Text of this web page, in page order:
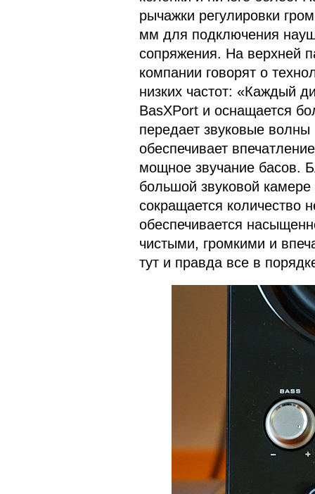
рычажки регулировки
мм для подключения
сопряжения. На верхней
компании говорят о
низких частот: «Каждый
BasXPort и оснащается
передает звуковые волны
обеспечивает
мощное звучание басов.
большой звуковой
сокращается количество
обеспечивается
чистыми, громкими и
тут и правда все в